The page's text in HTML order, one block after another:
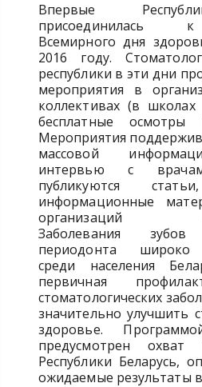
Впервые
присоединилась
Всемирного дня
2016 году.
республики в эти дни
мероприятия в
коллективах (в школах
бесплатные осмотры
Мероприятия
массовой
интервью с
публикуются
информационные
организаций
Заболевания
периодонта широко
среди населения
первичная
стоматологических
значительно улучшить
здоровье.
предусмотрен охват
Республики Беларусь,
ожидаемые результаты